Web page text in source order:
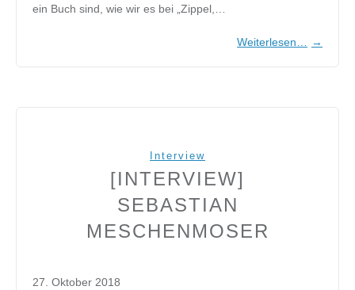
ein Buch sind, wie wir es bei „Zippel,…
Weiterlesen… →
Interview
[INTERVIEW]
SEBASTIAN
MESCHENMOSER
27. Oktober 2018